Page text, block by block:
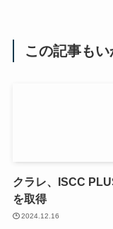
この記事も
クラレ、ISCC
を取得
2024.12.16